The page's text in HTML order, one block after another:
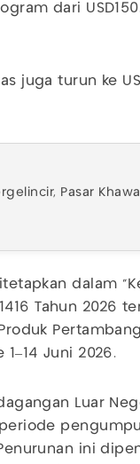
dari
juga turun ke
Pasar
dalam
Tahun 2026
Juni 2026.
Luar
ini